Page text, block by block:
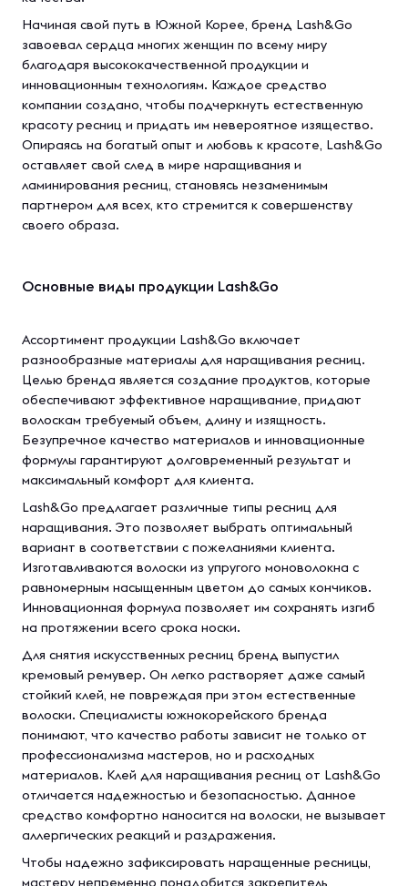
Начиная свой путь в Южной Корее, бренд Lash&Go
завоевал сердца многих женщин по всему миру
благодаря высококачественной продукции и
инновационным технологиям. Каждое средство
компании создано, чтобы подчеркнуть естественную
красоту ресниц и придать им невероятное изящество.
Опираясь на богатый опыт и любовь к красоте, Lash&Go
оставляет свой след в мире наращивания и
ламинирования ресниц, становясь незаменимым
партнером для всех, кто стремится к совершенству
своего образа.
Основные виды продукции Lash&Go
Ассортимент продукции Lash&Go включает
разнообразные материалы для наращивания ресниц.
Целью бренда является создание продуктов, которые
обеспечивают эффективное наращивание, придают
волоскам требуемый объем, длину и изящность.
Безупречное качество материалов и инновационные
формулы гарантируют долговременный результат и
максимальный комфорт для клиента.
Lash&Go предлагает различные типы ресниц для
наращивания. Это позволяет выбрать оптимальный
вариант в соответствии с пожеланиями клиента.
Изготавливаются волоски из упругого моноволокна с
равномерным насыщенным цветом до самых кончиков.
Инновационная формула позволяет им сохранять изгиб
на протяжении всего срока носки.
Для снятия искусственных ресниц бренд выпустил
кремовый ремувер. Он легко растворяет даже самый
стойкий клей, не повреждая при этом естественные
волоски. Специалисты южнокорейского бренда
понимают, что качество работы зависит не только от
профессионализма мастеров, но и расходных
материалов. Клей для наращивания ресниц от Lash&Go
отличается надежностью и безопасностью. Данное
средство комфортно наносится на волоски, не вызывает
аллергических реакций и раздражения.
Чтобы надежно зафиксировать наращенные ресницы,
мастеру непременно понадобится закрепитель